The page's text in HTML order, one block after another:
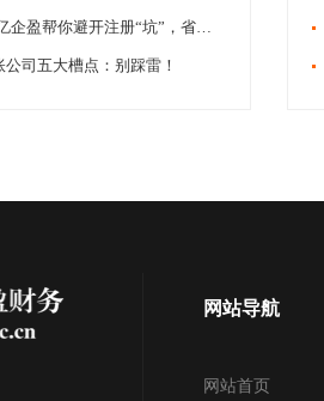
​​长兴老板别乱租地址！亿企盈帮你避开注册“坑”，省心又合规
司五大槽点：别踩雷！
网站导航
网站首页